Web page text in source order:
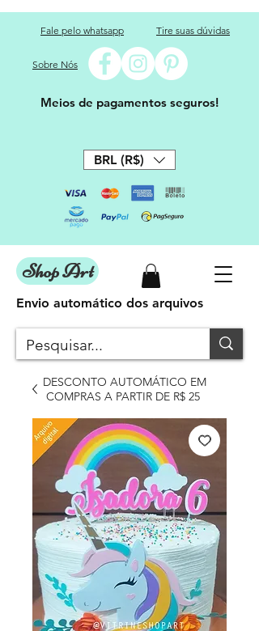
Fale pelo whatsapp Tire suas dúvidas
Sobre Nós
Meios de pagamentos seguros!
BRL (R$)
Shop Art
DESCONTO AUTOMÁTICO EM
COMPRAS A PARTIR DE R$ 25
Envio automático dos arquivos